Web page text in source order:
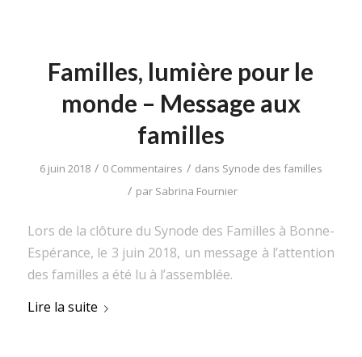
Familles, lumière pour le
monde – Message aux
familles
6 juin 2018 / 0 Commentaires / dans Synode des familles
/ par Sabrina Fournier
Lors de la clôture du Synode des Familles à Bonne-
Espérance, le 3 juin 2018, un message à l’attention
des familles a été lu à l’assemblée.
Lire la suite